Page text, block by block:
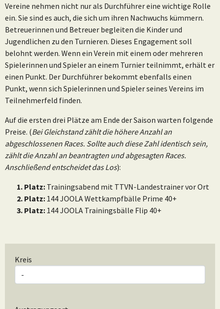
Vereine nehmen nicht nur als Durchführer eine wichtige Rolle
ein. Sie sind es auch, die sich um ihren Nachwuchs kümmern.
Betreuerinnen und Betreuer begleiten die Kinder und
Jugendlichen zu den Turnieren. Dieses Engagement soll
belohnt werden. Wenn ein Verein mit einem oder mehreren
Spielerinnen und Spieler an einem Turnier teilnimmt, erhält er
einen Punkt. Der Durchführer bekommt ebenfalls einen
Punkt, wenn sich Spielerinnen und Spieler seines Vereins im
Teilnehmerfeld finden.
Auf die ersten drei Plätze am Ende der Saison warten folgende
Preise. (Bei Gleichstand zählt die höhere Anzahl an
abgeschlossenen Races. Sollte auch diese Zahl identisch sein,
zählt die Anzahl an beantragten und abgesagten Races.
Anschließend entscheidet das Los):
1. Platz: Trainingsabend mit TTVN-Landestrainer vor Ort
2. Platz: 144 JOOLA Wettkampfbälle Prime 40+
3. Platz: 144 JOOLA Trainingsbälle Flip 40+
Kreis